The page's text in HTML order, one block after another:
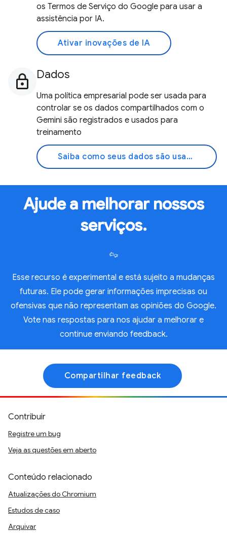
os Termos de Serviço do Google para usar a
assistência por IA.
Ativar inovações de IA
Dados
Uma política empresarial pode ser usada para
controlar se os dados compartilhados com o
Gemini são registrados e usados para
treinamento
Saiba como seus dados são usados
Ajude a melhorar nossos
serviços.
Esse recurso é experimental e está sujeito a mudanças
futuras. Ele pode gerar informações imprecisas ou
ofensivas que não representam as opiniões do Google.
Vote nas respostas para nos ajudar a melhorar e
continue enviando feedback.
Compartilhar feedback
Contribuir
Registre um bug
Veja as questões em aberto
Conteúdo relacionado
Atualizações do Chromium
Estudos de caso
Arquivar